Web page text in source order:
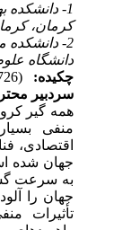
1- دانشکده
کرمان،
2- دانشکده
دانشگاه
چکیده:
سردبیر محترم
همه گیر
منفی
اقتصادی،
جهان شده
به سرعت
جهان را
تأثیرات